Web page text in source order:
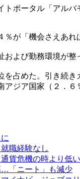
ポータル「アル
が「機会さえあ
よび勤務環境が
占めた。引き続
ジア国家（２．６
職経験なし
貨危機の時より低い
…「ニート」も減少